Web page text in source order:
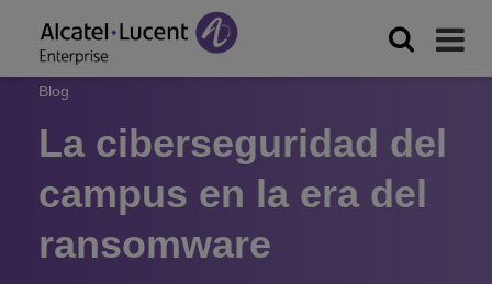
Blog
La ciberseguridad del
campus en la era del
ransomware